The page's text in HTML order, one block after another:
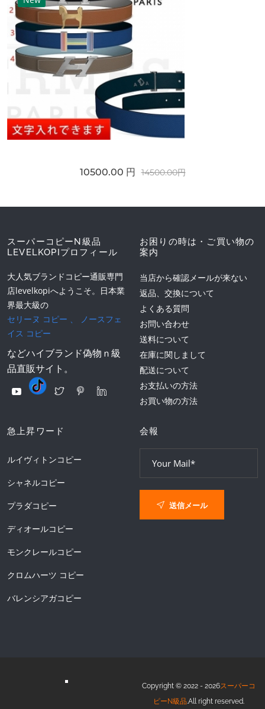
10500.00 円 14500.00円
スーパーコピーN級品
LEVELKOPIプロフィール
大人気ブランドコピー通販専門
店levelkopiへようこそ。日本業
界最大級の
セリーヌ コピー 、
ノースフェ
イス コピー
などハイブランド偽物ｎ級
品直販サイト。
お困りの時は・ご買い物の
案内
当店から確認メールが来ない
返品、交換について
よくある質問
お問い合わせ
送料について
在庫に関しまして
配送について
お支払いの方法
お買い物の方法
急上昇ワード
ルイヴィトンコピー
シャネルコピー
プラダコピー
ディオールコピー
モンクレールコピー
クロムハーツ コピー
バレンシアガコピー
会報
送信メール
Copyright © 2022 - 2026スーパーコ
ピーN級品.All right reserved.